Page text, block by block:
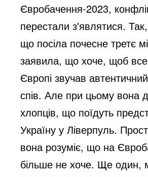
Євробачення-2023,
перестали з'являтися.
що посіла почесне третє
заявила, що хоче, щоб
Європі звучав
спів. Але при цьому вона
хлопців, що поїдуть
Україну у Ліверпуль.
вона розуміє, що на
більше не хоче. Ще один,